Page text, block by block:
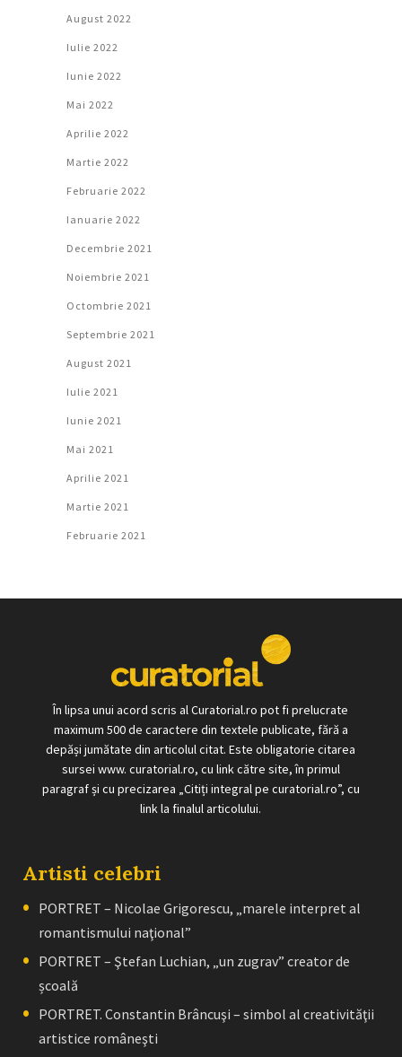
August 2022
Iulie 2022
Iunie 2022
Mai 2022
Aprilie 2022
Martie 2022
Februarie 2022
Ianuarie 2022
Decembrie 2021
Noiembrie 2021
Octombrie 2021
Septembrie 2021
August 2021
Iulie 2021
Iunie 2021
Mai 2021
Aprilie 2021
Martie 2021
Februarie 2021
În lipsa unui acord scris al Curatorial.ro pot fi prelucrate
maximum 500 de caractere din textele publicate, fără a
depăși jumătate din articolul citat. Este obligatorie citarea
sursei www. curatorial.ro, cu link către site, în primul
paragraf și cu precizarea „Citiți integral pe curatorial.ro”, cu
link la finalul articolului.
Artisti celebri
PORTRET – Nicolae Grigorescu, „marele interpret al
romantismului naţional”
PORTRET – Ştefan Luchian, „un zugrav” creator de
școală
PORTRET. Constantin Brâncuşi – simbol al creativităţii
artistice româneşti